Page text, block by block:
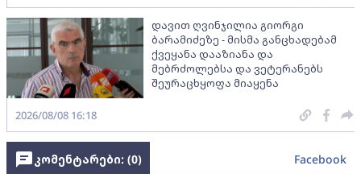
დავით ღვინჯილია გიორგი
ბარამიძეზე - მისმა განცხადებამ
ქვეყანა დააზიანა და
მებრძოლებსა და ვეტერანებს
შეურაცხყოფა მიაყენა
2026/08/08 16:18
კომენტარები: (0) Facebook